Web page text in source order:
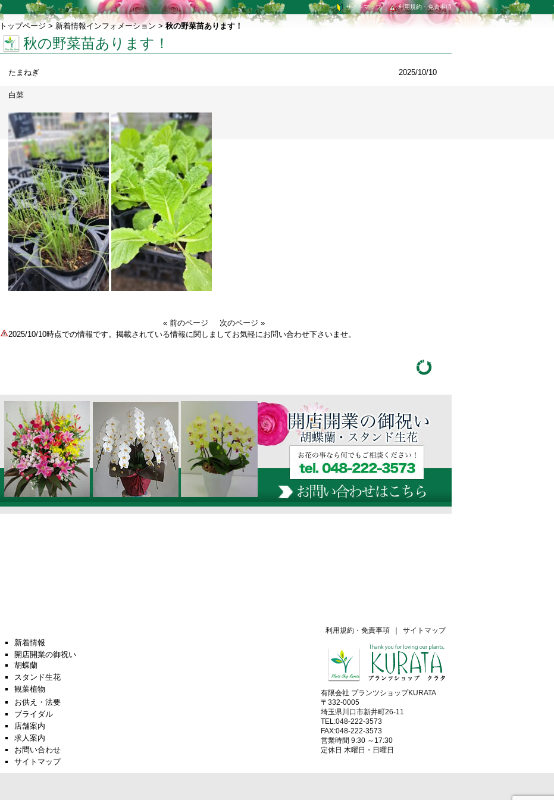
利用規約・免責事項
サイトマップ
トップページ > 新着情報インフォメーション > 秋の野菜苗あります！
秋の野菜苗あります！
2025/10/10
たまねぎ
白菜
« 前のページ
次のページ »
2025/10/10時点での情報です。掲載されている情報に関しましてお気軽にお問い合わせ下さいませ。
新着情報
開店開業の御祝い
胡蝶蘭
スタンド生花
観葉植物
お供え・法要
ブライダル
店舗案内
求人案内
お問い合わせ
サイトマップ
サイトマップ
利用規約・免責事項
有限会社 プランツショップKURATA
〒332-0005
埼玉県川口市新井町26-11
TEL:048-222-3573
FAX:048-222-3573
営業時間 9:30 ～17:30
定休日 木曜日・日曜日